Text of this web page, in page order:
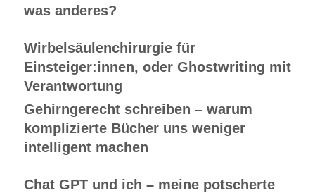
was anderes?
Wirbelsäulenchirurgie für
Einsteiger:innen, oder Ghostwriting mit
Verantwortung
Gehirngerecht schreiben – warum
komplizierte Bücher uns weniger
intelligent machen
Chat GPT und ich – meine potscherte